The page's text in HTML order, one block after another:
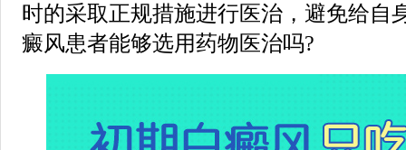
时的采取正规措施进行医治，避免给自
癜风患者能够选用药物医治吗?